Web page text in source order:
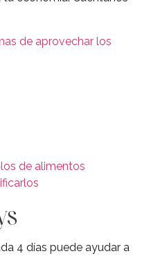
de aprovechar los
de alimentos
4 días puede ayudar a